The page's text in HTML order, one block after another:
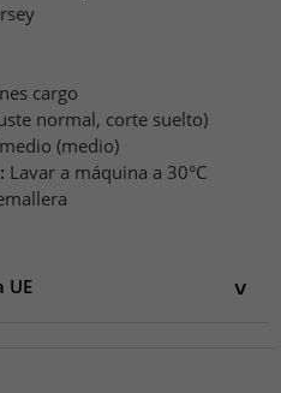
cargo
normal, corte suelto)
(medio)
Lavar a máquina a 30°C
UE